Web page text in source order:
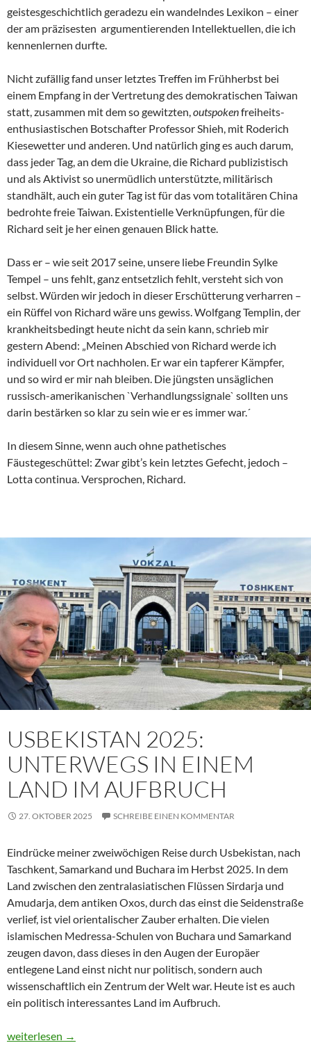
geistesgeschichtlich geradezu ein wandelndes Lexikon – einer
der am präzisesten argumentierenden Intellektuellen, die ich
kennenlernen durfte.
Nicht zufällig fand unser letztes Treffen im Frühherbst bei
einem Empfang in der Vertretung des demokratischen Taiwan
statt, zusammen mit dem so gewitzten,outspokenfreiheits-
enthusiastischen Botschafter Professor Shieh, mit Roderich
Kiesewetter und anderen. Und natürlich ging es auch darum,
dass jeder Tag, an dem die Ukraine, die Richard publizistisch
und als Aktivist so unermüdlich unterstützte, militärisch
standhält, auch ein guter Tag ist für das vom totalitären China
bedrohte freie Taiwan. Existentielle Verknüpfungen, für die
Richard seit je her einen genauen Blick hatte.
Dass er – wie seit 2017 seine, unsere liebe Freundin Sylke
Tempel – uns fehlt, ganz entsetzlich fehlt, versteht sich von
selbst. Würden wir jedoch in dieser Erschütterung verharren –
ein Rüffel von Richard wäre uns gewiss. Wolfgang Templin, der
krankheitsbedingt heute nicht da sein kann, schrieb mir
gestern Abend: „Meinen Abschied von Richard werde ich
individuell vor Ort nachholen. Er war ein tapferer Kämpfer,
und so wird er mir nah bleiben. Die jüngsten unsäglichen
russisch-amerikanischen `Verhandlungssignale` sollten uns
darin bestärken so klar zu sein wie er es immer war.´
In diesem Sinne, wenn auch ohne pathetisches
Fäustegeschüttel: Zwar gibt’s kein letztes Gefecht, jedoch –
Lotta continua. Versprochen, Richard.
USBEKISTAN 2025:
UNTERWEGS IN EINEM
LAND IM AUFBRUCH
27. OKTOBER 2025 SCHREIBE EINEN KOMMENTAR
Eindrücke meiner zweiwöchigen Reise durch Usbekistan, nach
Taschkent, Samarkand und Buchara im Herbst 2025. In dem
Land zwischen den zentralasiatischen Flüssen Sirdarja und
Amudarja, dem antiken Oxos, durch das einst die Seidenstraße
verlief, ist viel orientalischer Zauber erhalten. Die vielen
islamischen Medressa-Schulen von Buchara und Samarkand
zeugen davon, dass dieses in den Augen der Europäer
entlegene Land einst nicht nur politisch, sondern auch
wissenschaftlich ein Zentrum der Welt war. Heute ist es auch
ein politisch interessantes Land im Aufbruch.
Usbekistan 2025: Unterwegs in einem Land im Aufbruch
weiterlesen →